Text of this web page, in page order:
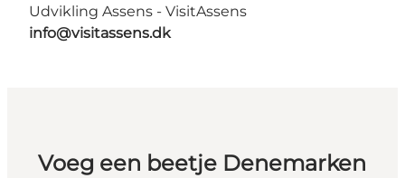
Udvikling Assens - VisitAssens
info@visitassens.dk
Voeg een beetje Denemarken